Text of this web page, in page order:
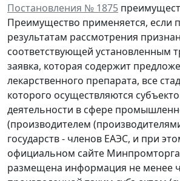
Постановления № 1875
Преимущество применяется, если
результатам рассмотрения
соответствующей установленным
заявка, которая содержит
лекарственного препарата, все
которого осуществляются
деятельности в сфере
(производителем
государств - членов ЕАЭС, и при
официальном сайте
размещена информация не менее